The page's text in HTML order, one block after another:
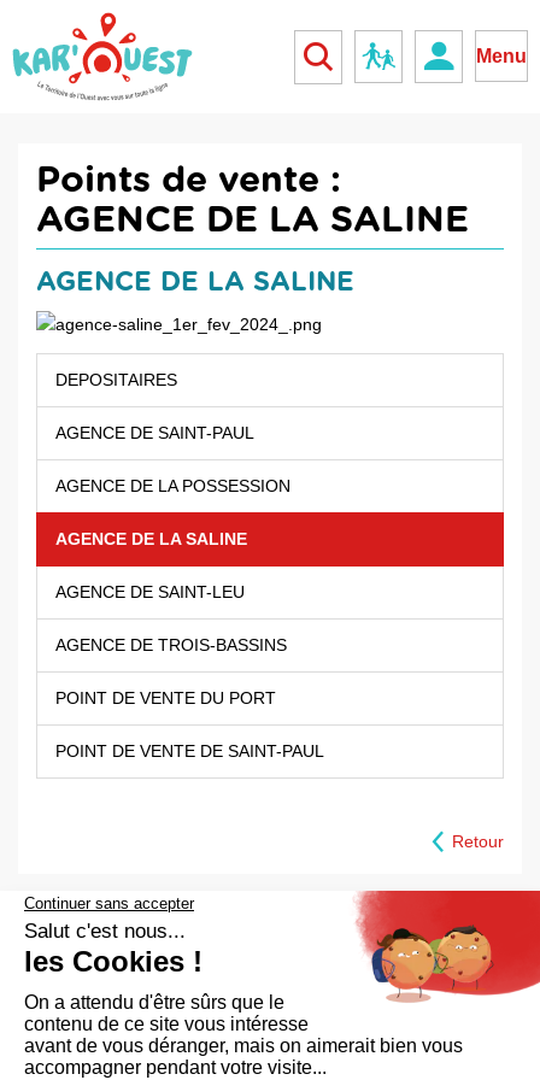
Menu
Réseau scolaire
Points de vente :
AGENCE DE LA SALINE
AGENCE DE LA SALINE
DEPOSITAIRES
AGENCE DE SAINT-PAUL
AGENCE DE LA POSSESSION
AGENCE DE LA SALINE
AGENCE DE SAINT-LEU
AGENCE DE TROIS-BASSINS
POINT DE VENTE DU PORT
POINT DE VENTE DE SAINT-PAUL
Retour